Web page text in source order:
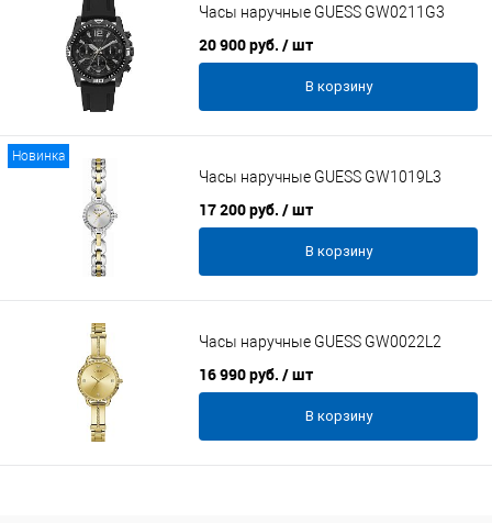
Часы наручные GUESS GW0211G3
20 900 руб. / шт
В корзину
Новинка
Часы наручные GUESS GW1019L3
17 200 руб. / шт
В корзину
Часы наручные GUESS GW0022L2
16 990 руб. / шт
В корзину